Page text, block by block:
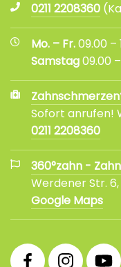
0211 2208360
Mo. – Fr.09.00 –
Samstag09.00
Sofort anrufen!
0211 2208360
360°zahn -
Werdener Str.
Google Maps
360°
360°